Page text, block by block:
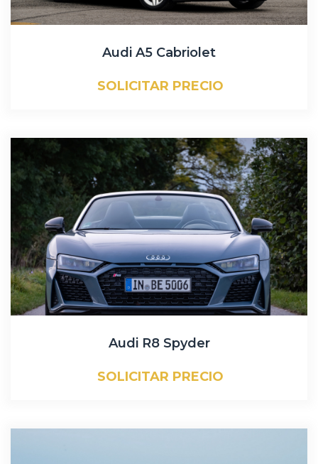
Audi A5 Cabriolet
SOLICITAR PRECIO
Audi R8 Spyder
SOLICITAR PRECIO